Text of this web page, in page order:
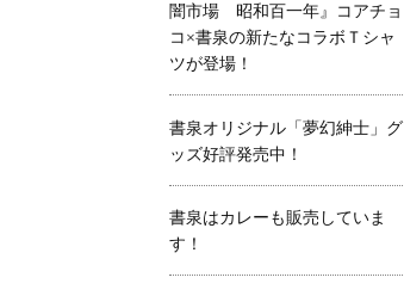
闇市場 昭和百一年』コアチョ
コ×書泉の新たなコラボＴシャ
ツが登場！
書泉オリジナル「夢幻紳士」グ
ッズ好評発売中！
書泉はカレーも販売していま
す！